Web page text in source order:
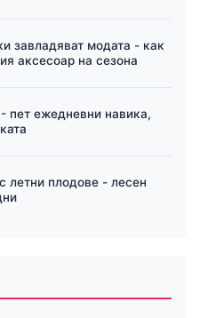
завладяват модата - как
аксесоар на сезона
пет ежедневни навика,
летни плодове - лесен